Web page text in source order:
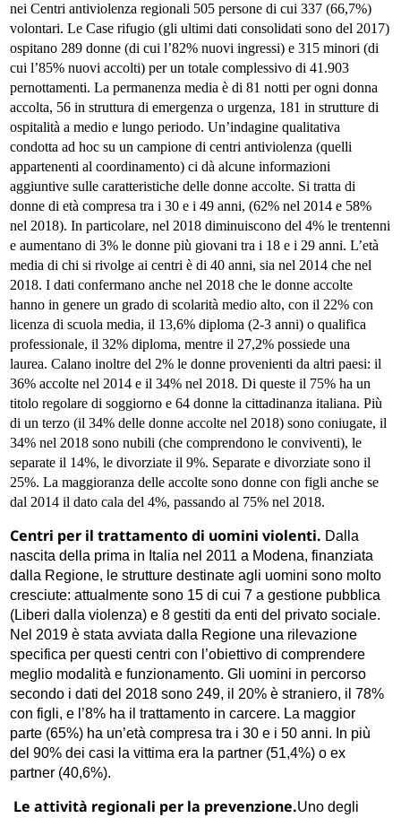
nei Centri antiviolenza regionali 505 persone di cui 337 (66,7%)
volontari. Le Case rifugio (gli ultimi dati consolidati sono del 2017)
ospitano 289 donne (di cui l’82% nuovi ingressi) e 315 minori (di
cui l’85% nuovi accolti) per un totale complessivo di 41.903
pernottamenti. La permanenza media è di 81 notti per ogni donna
accolta, 56 in struttura di emergenza o urgenza, 181 in strutture di
ospitalità a medio e lungo periodo. Un’indagine qualitativa
condotta ad hoc su un campione di centri antiviolenza (quelli
appartenenti al coordinamento) ci dà alcune informazioni
aggiuntive sulle caratteristiche delle donne accolte. Si tratta di
donne di età compresa tra i 30 e i 49 anni, (62% nel 2014 e 58%
nel 2018). In particolare, nel 2018 diminuiscono del 4% le trentenni
e aumentano di 3% le donne più giovani tra i 18 e i 29 anni. L’età
media di chi si rivolge ai centri è di 40 anni, sia nel 2014 che nel
2018. I dati confermano anche nel 2018 che le donne accolte
hanno in genere un grado di scolarità medio alto, con il 22% con
licenza di scuola media, il 13,6% diploma (2-3 anni) o qualifica
professionale, il 32% diploma, mentre il 27,2% possiede una
laurea. Calano inoltre del 2% le donne provenienti da altri paesi: il
36% accolte nel 2014 e il 34% nel 2018. Di queste il 75% ha un
titolo regolare di soggiorno e 64 donne la cittadinanza italiana. Più
di un terzo (il 34% delle donne accolte nel 2018) sono coniugate, il
34% nel 2018 sono nubili (che comprendono le conviventi), le
separate il 14%, le divorziate il 9%. Separate e divorziate sono il
25%. La maggioranza delle accolte sono donne con figli anche se
dal 2014 il dato cala del 4%, passando al 75% nel 2018.
Centri per il trattamento di uomini violenti. Dalla
nascita della prima in Italia nel 2011 a Modena, finanziata
dalla Regione, le strutture destinate agli uomini sono molto
cresciute: attualmente sono 15 di cui 7 a gestione pubblica
(Liberi dalla violenza) e 8 gestiti da enti del privato sociale.
Nel 2019 è stata avviata dalla Regione una rilevazione
specifica per questi centri con l’obiettivo di comprendere
meglio modalità e funzionamento. Gli uomini in percorso
secondo i dati del 2018 sono 249, il 20% è straniero, il 78%
con figli, e l’8% ha il trattamento in carcere. La maggior
parte (65%) ha un’età compresa tra i 30 e i 50 anni. In più
del 90% dei casi la vittima era la partner (51,4%) o ex
partner (40,6%).
Le attività regionali per la prevenzione.Uno degli